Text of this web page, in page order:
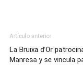
Artículo anterior
La Bruixa d’Or
Manresa y se vincula